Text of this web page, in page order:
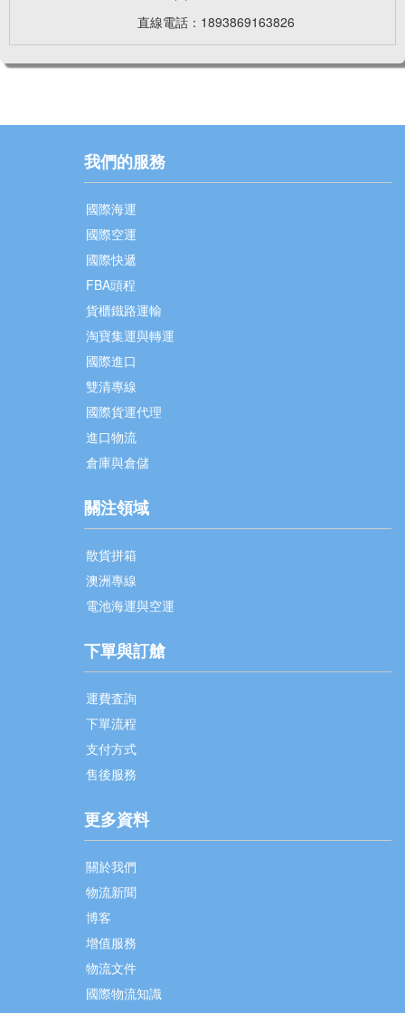
直線電話：1893869163826
我們的服務
國際海運
國際空運
國際快遞
FBA頭程
貨櫃鐵路運輸
淘寶集運與轉運
國際進口
雙清專線
國際貨運代理
進口物流
倉庫與倉儲
關注領域
散貨拼箱
澳洲專線
電池海運與空運
下單與訂艙
運費査詢
下單流程
支付方式
售後服務
更多資料
關於我們
物流新聞
博客
增值服務
物流文件
國際物流知識